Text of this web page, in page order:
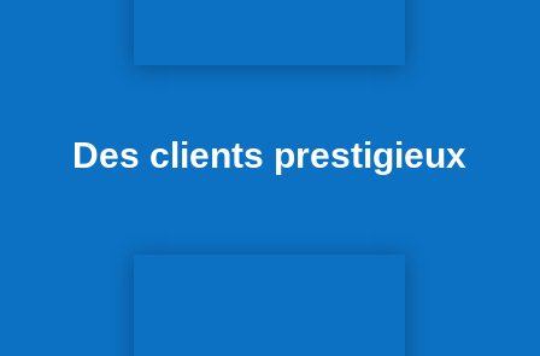
Des clients prestigieux